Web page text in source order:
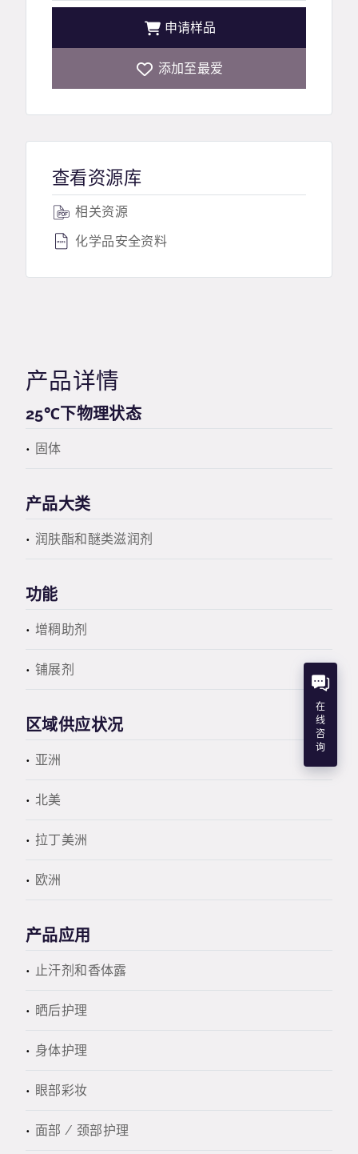
申请样品
添加至最爱
查看资源库
相关资源
化学品安全资料
产品详情
25℃下物理状态
固体
产品大类
润肤酯和醚类滋润剂
功能
增稠助剂
铺展剂
区域供应状况
亚洲
北美
拉丁美洲
欧洲
产品应用
止汗剂和香体露
晒后护理
身体护理
眼部彩妆
面部 / 颈部护理
在
线
咨
询